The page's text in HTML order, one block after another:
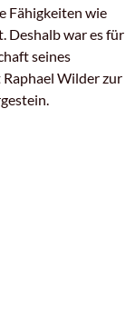
Fähigkeiten wie
Deshalb war es für
seines
Raphael Wilder zur